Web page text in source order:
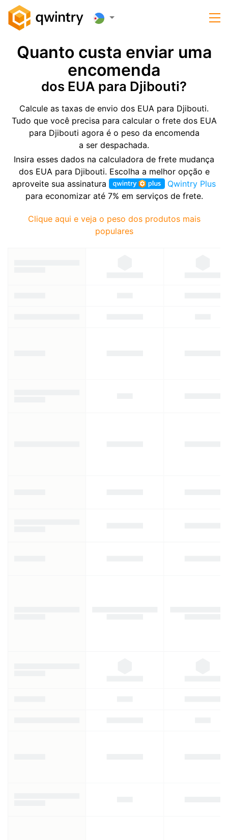
Quanto custa enviar uma
encomenda
dos EUA para Djibouti?
Calcule as taxas de envio dos EUA para Djibouti.
Tudo que você precisa para calcular o frete dos EUA
para Djibouti agora é o peso da encomenda
a ser despachada.
Insira esses dados na calculadora de frete mudança
dos EUA para Djibouti. Escolha a melhor opção e
aproveite sua assinatura
Qwintry Plus
para economizar até 7% em serviços de frete.
Clique aqui e veja o peso dos produtos mais
populares